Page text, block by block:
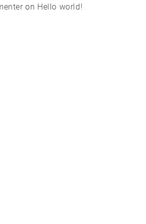
on Hello world!